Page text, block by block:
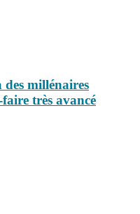
des millénaires
très avancé